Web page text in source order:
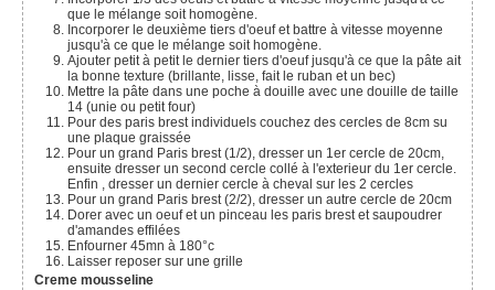
que le mélange soit homogène.
jusqu'à ce que le mélange soit homogène.
Ajouter petit à petit le dernier tiers d'oeuf jusqu'à ce que la pâte ait
la bonne texture (brillante, lisse, fait le ruban et un bec)
Mettre la pâte dans une poche à douille avec une douille de taille
14 (unie ou petit four)
Pour des paris brest individuels couchez des cercles de 8cm su
une plaque graissée
Pour un grand Paris brest (1/2), dresser un 1er cercle de 20cm,
ensuite dresser un second cercle collé à l'exterieur du 1er cercle.
Enfin , dresser un dernier cercle à cheval sur les 2 cercles
Pour un grand Paris brest (2/2), dresser un autre cercle de 20cm
Dorer avec un oeuf et un pinceau les paris brest et saupoudrer
d'amandes effilées
Enfourner 45mn à 180°c
Laisser reposer sur une grille
Creme mousseline